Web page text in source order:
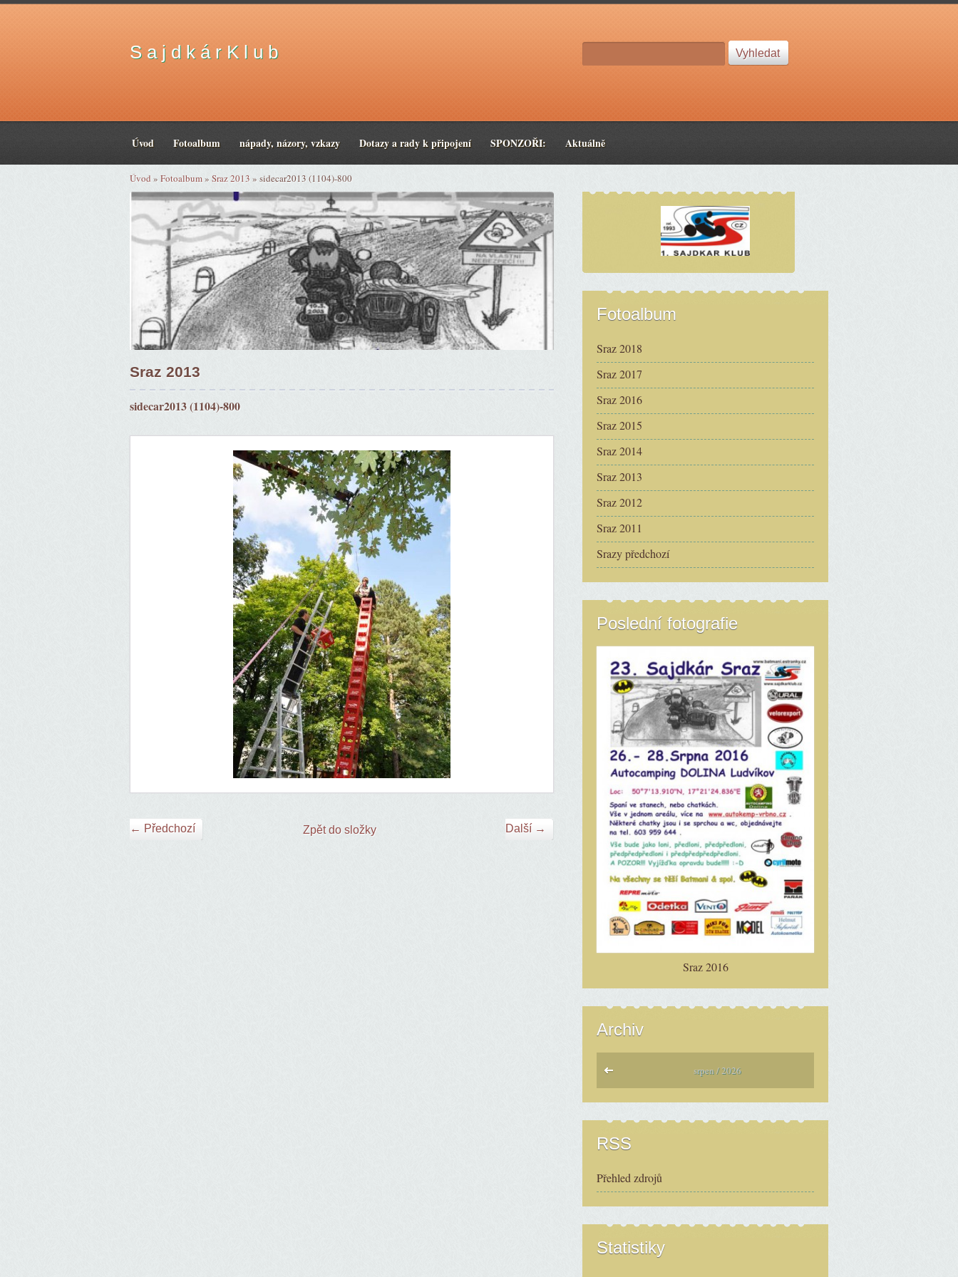
S a j d k á r K l u b
Úvod Fotoalbum nápady, názory, vzkazy Dotazy a rady k připojení SPONZOŘI: Aktuálně
Úvod » Fotoalbum» Sraz 2013 » sidecar2013 (1104)-800
Sraz 2013
sidecar2013 (1104)-800
← Předchozí Další →
Zpět do složky
Fotoalbum
Sraz 2018
Sraz 2017
Sraz 2016
Sraz 2015
Sraz 2014
Sraz 2013
Sraz 2012
Sraz 2011
Srazy předchozí
Poslední fotografie
Sraz 2016
Archiv
srpen / 2026
RSS
Přehled zdrojů
Statistiky